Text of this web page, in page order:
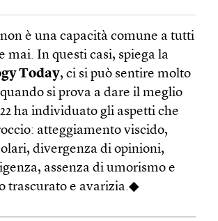
è una capacità comune a tutti
mai. In questi casi, spiega la
Today, ci si può sentire molto
si prova a dare il meglio
ha individuato gli aspetti che
atteggiamento viscido,
divergenza di opinioni,
assenza di umorismo e
trascurato e avarizia.◆